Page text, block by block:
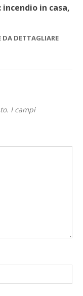
incendio in casa,
DA DETTAGLIARE
I campi